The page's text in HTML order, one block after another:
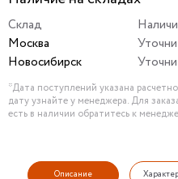
Склад
Москва
Новосибирск
*Дата поступлений указана
дату узнайте у менеджера. Для
есть в наличии обратитесь к
Описание